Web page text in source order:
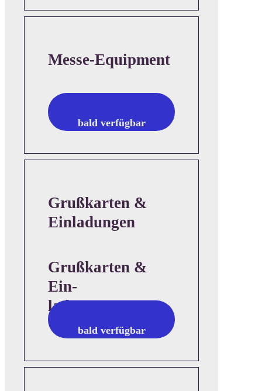
Messe-Equipment
bald verfügbar
Grußkarten &
Einladungen
Grußkarten &
Ein-
ladungen
bald verfügbar